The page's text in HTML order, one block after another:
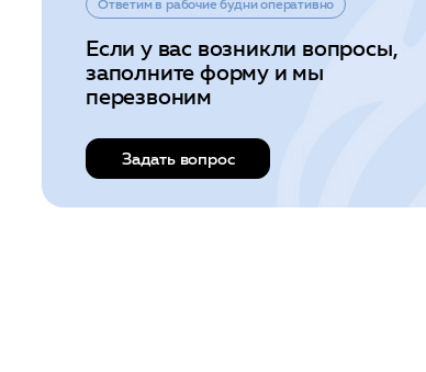
Ответим в рабочие будни оперативно
Если у вас возникли вопросы,
заполните форму и мы
перезвоним
Задать вопрос